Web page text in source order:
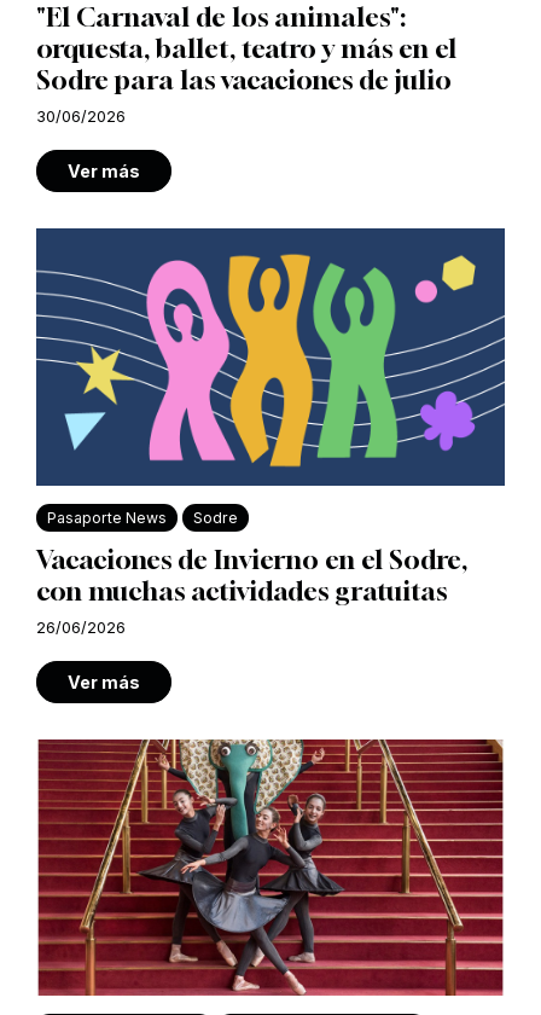
"El Carnaval de los animales":
orquesta, ballet, teatro y más en el
Sodre para las vacaciones de julio
30/06/2026
Ver más
Pasaporte News Sodre
Vacaciones de Invierno en el Sodre,
con muchas actividades gratuitas
26/06/2026
Ver más